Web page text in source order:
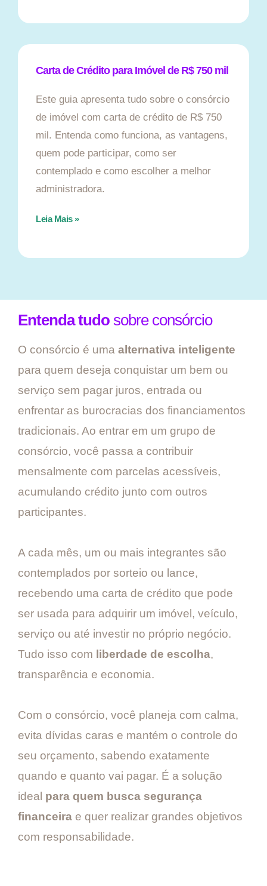
Carta de Crédito para Imóvel de R$ 750 mil
Este guia apresenta tudo sobre o consórcio
de imóvel com carta de crédito de R$ 750
mil. Entenda como funciona, as vantagens,
quem pode participar, como ser
contemplado e como escolher a melhor
administradora.
Leia Mais »
Entenda tudo sobre consórcio
O consórcio é uma alternativa inteligente
para quem deseja conquistar um bem ou
serviço sem pagar juros, entrada ou
enfrentar as burocracias dos financiamentos
tradicionais. Ao entrar em um grupo de
consórcio, você passa a contribuir
mensalmente com parcelas acessíveis,
acumulando crédito junto com outros
participantes.
A cada mês, um ou mais integrantes são
contemplados por sorteio ou lance,
recebendo uma carta de crédito que pode
ser usada para adquirir um imóvel, veículo,
serviço ou até investir no próprio negócio.
Tudo isso com liberdade de escolha,
transparência e economia.
Com o consórcio, você planeja com calma,
evita dívidas caras e mantém o controle do
seu orçamento, sabendo exatamente
quando e quanto vai pagar. É a solução
ideal para quem busca segurança
financeira e quer realizar grandes objetivos
com responsabilidade.